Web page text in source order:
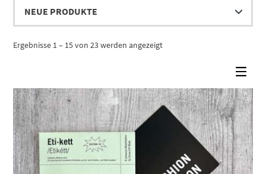
Ergebnisse 1 – 15 von 23 werden angezeigtNach